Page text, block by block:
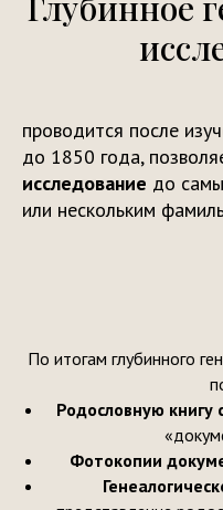
проводится после
до 1850 года,
исследование до
или нескольким
По итогам глубинного
Родословную книгу
Фотокопии